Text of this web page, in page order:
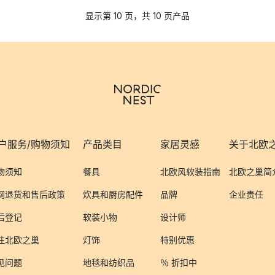
显示第 10 页，共 10 页产品
服务/购物须知
须知
退货和售后政策
登记
北欧之巢
问题
产品类目
餐具
炊具和厨房配件
软装小物
灯饰
地毯和纺织品
家居灵感
北欧风软装指南
品牌
设计师
特别优惠
％ 折扣中
关于北欧
北欧之巢简
企业责任